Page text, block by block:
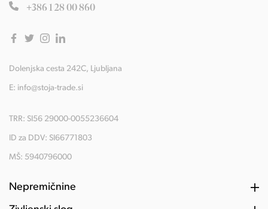
+386 1 28 00 860
Dolenjska cesta 242C, Ljubljana
E: info@stoja-trade.si
TRR: SI56 29000-0055236604
ID za DDV: SI66771803
MŠ: 5940796000
Nepremičnine